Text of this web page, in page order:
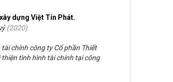
dựng Việt Tín Phát.
(2020)
chính công ty Cổ phần Thiết
thiện tình hình tài chính tại công